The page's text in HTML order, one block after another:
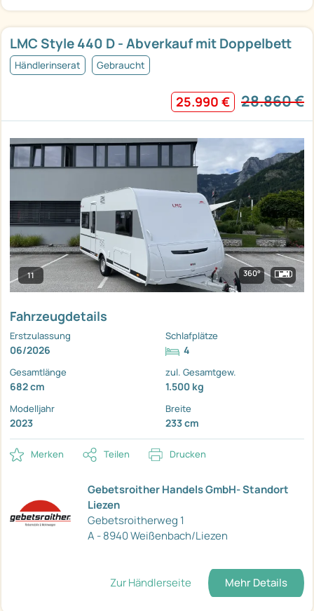
LMC Style 440 D - Abverkauf mit Doppelbett
Händlerinserat Gebraucht
25.990 € 28.860 €
11 360°
Fahrzeugdetails
Erstzulassung
06/2026
Schlafplätze
4
Gesamtlänge
682 cm
zul. Gesamtgew.
1.500 kg
Modelljahr
2023
Breite
233 cm
Merken Teilen Drucken
Gebetsroither Handels GmbH- Standort
Liezen
Gebetsroitherweg 1
A - 8940 Weißenbach/Liezen
Zur Händlerseite Mehr Details